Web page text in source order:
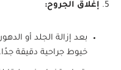
إغلاق الجروح:
بعد إزالة الجلد أو
خيوط جراحية دقيقة جدًا.